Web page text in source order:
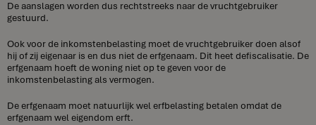
De aanslagen worden dus rechtstreeks naar de vruchtgebruiker
gestuurd.
Ook voor de inkomstenbelasting moet de vruchtgebruiker doen alsof
hij of zij eigenaar is en dus niet de erfgenaam. Dit heet defiscalisatie. De
erfgenaam hoeft de woning niet op te geven voor de
inkomstenbelasting als vermogen.
De erfgenaam moet natuurlijk wel erfbelasting betalen omdat de
erfgenaam wel eigendom erft.